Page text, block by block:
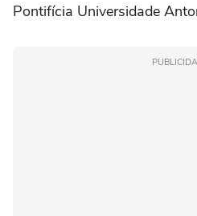
Pontifícia Universidade